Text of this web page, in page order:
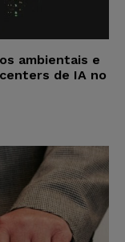
ambientais e
de IA no